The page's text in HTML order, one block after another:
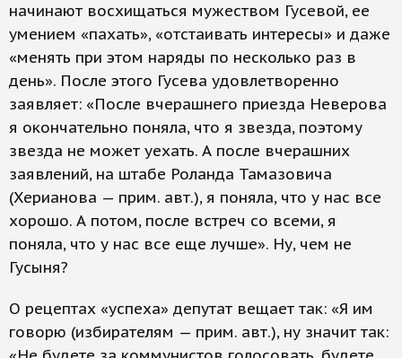
начинают восхищаться мужеством Гусевой, ее
умением «пахать», «отстаивать интересы» и даже
«менять при этом наряды по несколько раз в
день». После этого Гусева удовлетворенно
заявляет: «После вчерашнего приезда Неверова
я окончательно поняла, что я звезда, поэтому
звезда не может уехать. А после вчерашних
заявлений, на штабе Роланда Тамазовича
(Херианова — прим. авт.), я поняла, что у нас все
хорошо. А потом, после встреч со всеми, я
поняла, что у нас все еще лучше». Ну, чем не
Гусыня?
О рецептах «успеха» депутат вещает так: «Я им
говорю (избирателям — прим. авт.), ну значит так: